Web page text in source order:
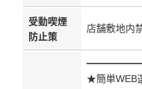
受動喫煙
防止策
店舗敷地内
★簡単WEB